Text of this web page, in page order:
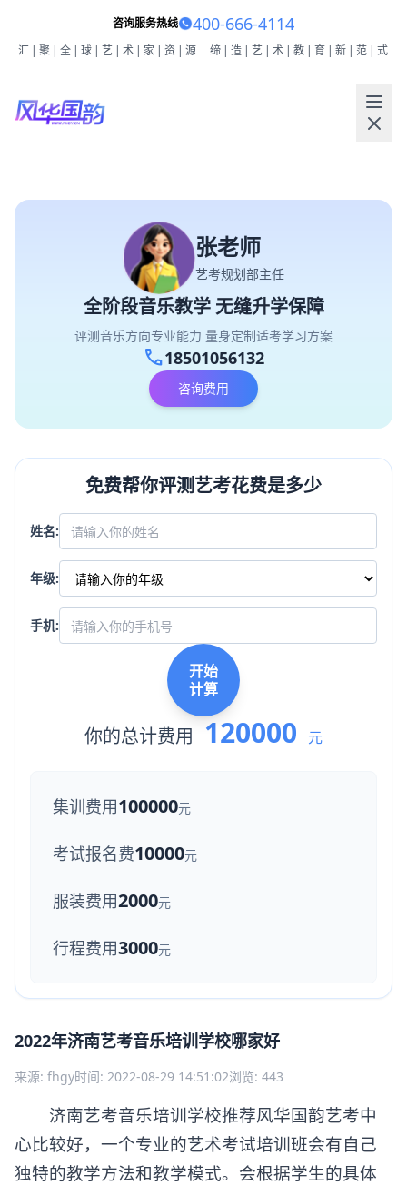
咨询服务热线 400-666-4114
汇|聚|全|球|艺|术|家|资|源 缔|造|艺|术|教|育|新|范|式
张老师
艺考规划部主任
全阶段音乐教学 无缝升学保障
评测音乐方向专业能力 量身定制适考学习方案
call18501056132
咨询费用
免费帮你评测艺考花费是多少
姓名:
年级:
手机:
开始
计算
你的总计费用 120000 元
集训费用100000元
考试报名费10000元
服装费用2000元
行程费用3000元
2022年济南艺考音乐培训学校哪家好
来源: fhgy时间: 2022-08-29 14:51:02浏览: 443
济南艺考音乐培训学校推荐风华国韵艺考中
心比较好，一个专业的艺术考试培训班会有自己
独特的教学方法和教学模式。会根据学生的具体